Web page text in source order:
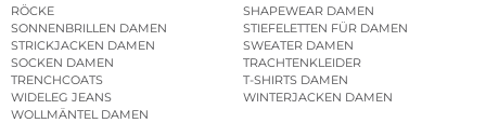
RÖCKE
SHAPEWEAR DAMEN
SONNENBRILLEN DAMEN
STIEFELETTEN FÜR DAMEN
STRICKJACKEN DAMEN
SWEATER DAMEN
SOCKEN DAMEN
TRACHTENKLEIDER
TRENCHCOATS
T-SHIRTS DAMEN
WIDELEG JEANS
WINTERJACKEN DAMEN
WOLLMÄNTEL DAMEN